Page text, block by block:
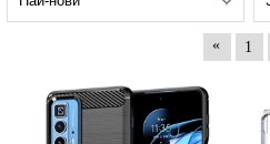
« 1